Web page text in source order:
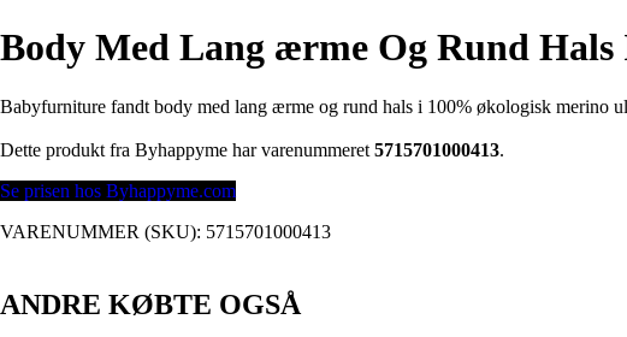
Body Med Lang ærme Og Rund
Babyfurniture fandt body med lang ærme og rund hals i 100% økologisk merino
Dette produkt fra Byhappyme har varenummeret 5715701000413.
Se prisen hos Byhappyme.com
VARENUMMER (SKU): 5715701000413
ANDRE KØBTE OGSÅ